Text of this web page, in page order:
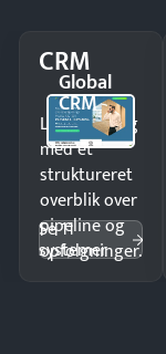
CRM
Global
CRM
Luk flere salg
med et
struktureret
overblik over
pipeline og
opfølgninger.
Se 11
systemer